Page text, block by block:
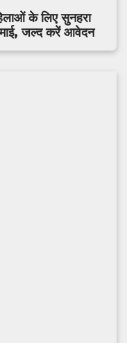
के लिए सुनहरा
जल्द करें आवेदन